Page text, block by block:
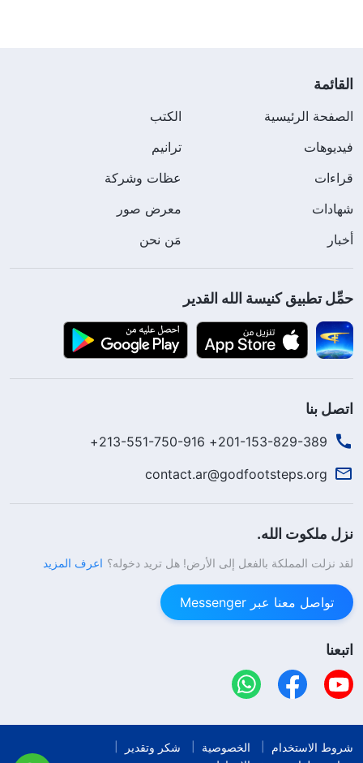
القائمة
الصفحة الرئيسية
الكتب
فيديوهات
ترانيم
قراءات
عظات وشركة
شهادات
معرض صور
أخبار
مَن نحن
حمِّل تطبيق كنيسة الله القدير
اتصل بنا
201-153-829-389+ 213-551-750-916+
contact.ar@godfootsteps.org
نزل ملكوت الله.
لقد نزلت المملكة بالفعل إلى الأرض! هل تريد دخوله؟ اعرف المزيد
تواصل معنا عبر Messenger
اتبعنا
شروط الاستخدام الخصوصية
شكر وتقدير